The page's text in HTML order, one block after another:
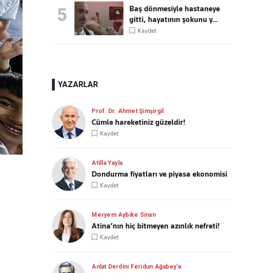
5
Baş dönmesiyle hastaneye
gitti, hayatının şokunu y...
Kaydet
YAZARLAR
Prof. Dr. Ahmet Şimşirgil
Cümle hareketiniz güzeldir!
Kaydet
Atilla Yayla
Dondurma fiyatları ve piyasa ekonomisi
Kaydet
Meryem Aybike Sinan
Atina’nın hiç bitmeyen azınlık nefreti!
Kaydet
Anlat Derdini Feridun Ağabey'e